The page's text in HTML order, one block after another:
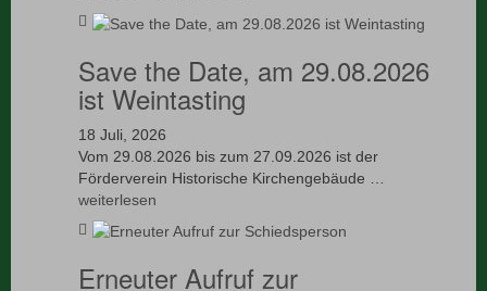
Save the Date, am 29.08.2026
ist Weintasting
18 Juli, 2026
Vom 29.08.2026 bis zum 27.09.2026 ist der
Förderverein Historische Kirchengebäude …
weiterlesen
Erneuter Aufruf zur